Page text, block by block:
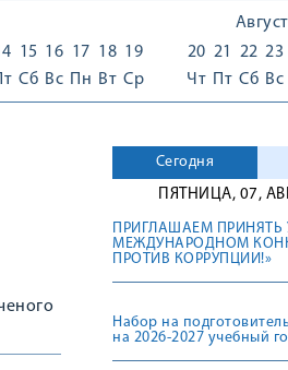
15
Сб
16
Вс
17
Пн
18
Вт
19
Ср
Август
20
Чт
21
Пт
22
Сб
23
Вс
Сегодня
ПЯТНИЦА, 07,
ПРИГЛАШАЕМ ПРИНЯТЬ
МЕЖДУНАРОДНОМ
ПРОТИВ КОРРУПЦИИ!»
Набор на
на 2026-2027 учебный